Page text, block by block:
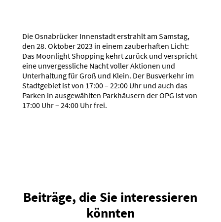
Die Osnabrücker Innenstadt erstrahlt am Samstag,
den 28. Oktober 2023 in einem zauberhaften Licht:
Das Moonlight Shopping kehrt zurück und verspricht
eine unvergessliche Nacht voller Aktionen und
Unterhaltung für Groß und Klein. Der Busverkehr im
Stadtgebiet ist von 17:00 – 22:00 Uhr und auch das
Parken in ausgewählten Parkhäusern der OPG ist von
17:00 Uhr – 24:00 Uhr frei.
Beiträge, die Sie interessieren
könnten